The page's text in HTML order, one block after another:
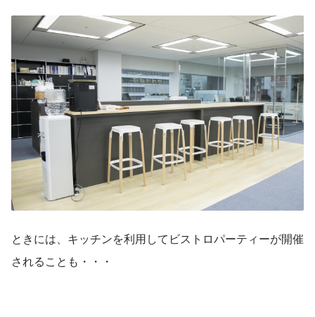
ときには、キッチンを利用してビストロパーティーが開催
されることも・・・